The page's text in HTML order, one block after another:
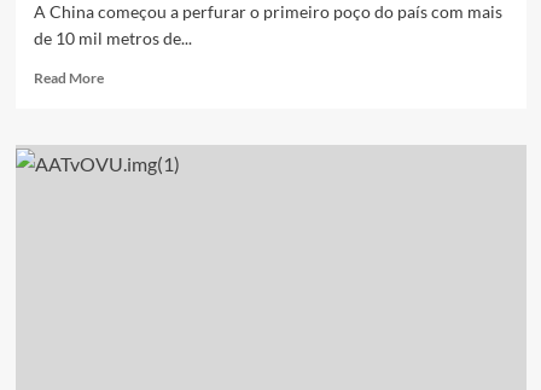
polícia
A China começou a perfurar o primeiro poço do país com mais
de 10 mil metros de...
Read MoreRead
“Buraco
para